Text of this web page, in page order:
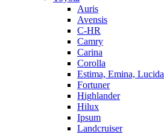
Auris
Avensis
C-HR
Camry
Carina
Corolla
Estima, Emina, Lucida
Fortuner
Highlander
Hilux
Ipsum
Landcruiser